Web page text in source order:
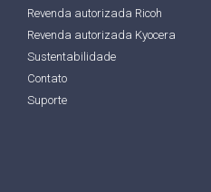
Revenda autorizada Ricoh
Revenda autorizada Kyocera
Sustentabilidade
Contato
Suporte